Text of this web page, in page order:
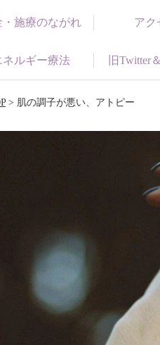
・施療のながれ アク
ネルギー療法 旧Twitter
> 肌の調子が悪い、アトピー